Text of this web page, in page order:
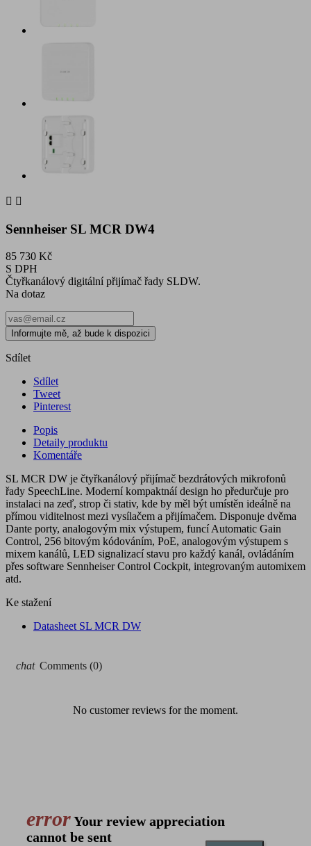
 
Sennheiser SL MCR DW4
85 730 Kč
S DPH
Čtyřkanálový digitální přijímač řady SLDW.
Na dotaz
Informujte mě, až bude k dispozici
Sdílet
Sdílet
Tweet
Pinterest
Popis
Detaily produktu
Komentáře
SL MCR DW je čtyřkanálový přijímač bezdrátových mikrofonů
řady SpeechLine. Moderní kompaktnáí design ho předurčuje pro
instalaci na zeď, strop či stativ, kde by měl být umístěn ideálně na
přímou viditelnost mezi vysílačem a přijímačem. Disponuje dvěma
Dante porty, analogovým mix výstupem, funcí Automatic Gain
Control, 256 bitovým kódováním, PoE, analogovým výstupem s
mixem kanálů, LED signalizací stavu pro každý kanál, ovládáním
přes software Sennheiser Control Cockpit, integrovaným automixem
atd.
Ke stažení
Datasheet SL MCR DW
chat Comments (0)
No customer reviews for the moment.
errorYour review appreciation
cannot be sent